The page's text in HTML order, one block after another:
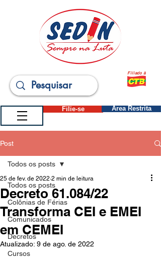
Filiado à
Filie-se Área Restrita
Post
Todos os posts
Colônias de Férias
Comunicados
Decretos
Cursos
Todos os posts
Decreto 61.084/22
Transforma CEI e EMEI
em CEMEI
25 de fev. de 2022 2 min de leitura
Atualizado: 9 de ago. de 2022